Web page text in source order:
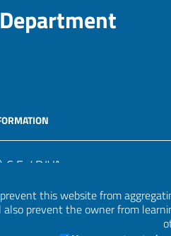
this website from
prevent the owner from
C.F. / P.IVA